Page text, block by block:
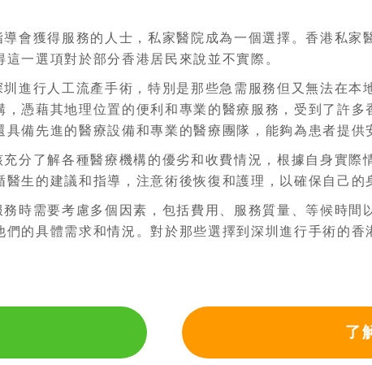
會獲得服務的人士，私家醫院成為一個選擇。香港私家
一選項對於部分香港居民來說並不實際。
進行人工流產手術，特別是那些急需服務但又無法在本
憑藉其地理位置的便利和專業的醫療服務，受到了許多
備先進的醫療設備和專業的醫療團隊，能夠為患者提供
分了解各種醫療機構的優劣和收費情況，根據自身實際
生的建議和指導，注意術後恢復和護理，以確保自己的
時需要考慮多個因素，包括費用、服務質量、等候時間
的具體需求和情況。對於那些選擇到深圳進行手術的
了